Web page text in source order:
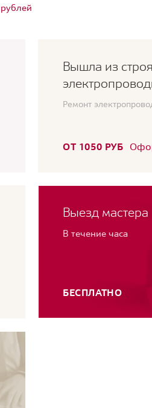
Вышла из строя
Ремонт
ОТ 1050 РУБ
Выезд мастера
В течение часа
БЕСПЛАТНО